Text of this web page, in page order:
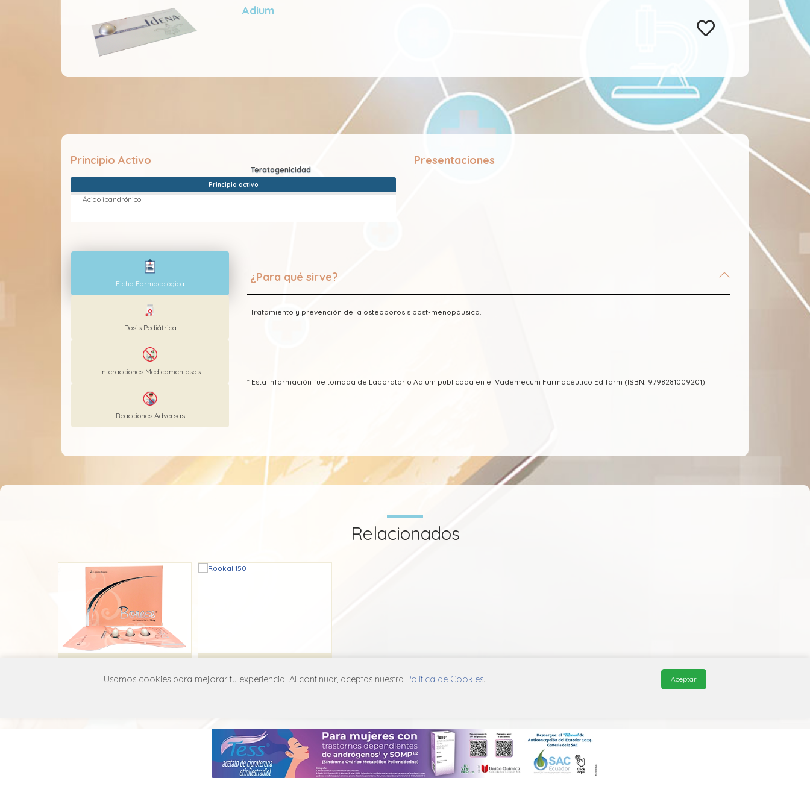
Adium
Principio Activo
Principio activo
Ácido ibandrónico
Presentaciones
Ficha Farmacológica
Dosis Pediátrica
Interacciones Medicamentosas
Reacciones Adversas
¿Para qué sirve?
Tratamiento y prevención de la osteoporosis post-menopáusica.
* Esta información fue tomada de Laboratorio Adium publicada en el Vademecum Farmacéutico Edifarm (ISBN: 9798281009201)
Relacionados
MANUAL DE USUARIO POLÍTICA DE PRIVACIDAD POLÍTICA DE COOKIES © 2026, QuickMed de
Usamos cookies para mejorar tu experiencia. Al continuar, aceptas nuestra Política de Cookies. Aceptar